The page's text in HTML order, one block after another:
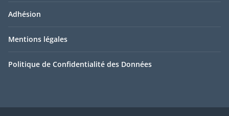
Adhésion
Mentions légales
Politique de Confidentialité des Données